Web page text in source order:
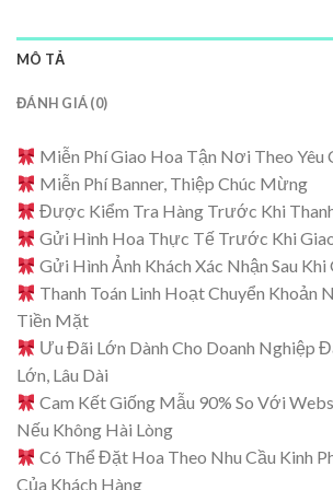
MÔ TẢ
ĐÁNH GIÁ (0)
Miễn Phí Giao Hoa Tận Nơi Theo Yêu
Miễn Phí Banner, Thiệp Chúc Mừng
Được Kiểm Tra Hàng Trước Khi
Gửi Hình Hoa Thực Tế Trước Khi
Gửi Hình Ảnh Khách Xác Nhận Sau
Thanh Toán Linh Hoạt Chuyển Khoản
Tiền Mặt
Ưu Đãi Lớn Dành Cho Doanh Nghiệp
Lớn, Lâu Dài
Cam Kết Giống Mẫu 90% So Với
Nếu Không Hài Lòng
Có Thể Đặt Hoa Theo Nhu Cầu Kinh
Của Khách Hàng